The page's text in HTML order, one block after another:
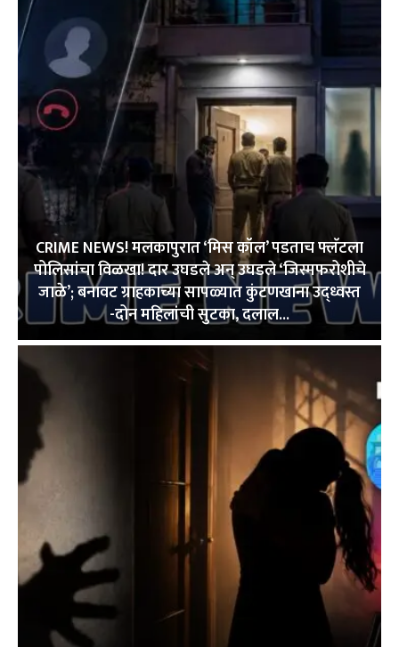
CRIME NEWS! मलकापुरात ‘मिस कॉल’ पडताच फ्लॅटला
पोलिसांचा विळखा! दार उघडले अन् उघडले ‘जिस्मफरोशीचे
जाळे’; बनावट ग्राहकाच्या सापळ्यात कुंटणखाना उद्ध्वस्त
-दोन महिलांची सुटका, दलाल...